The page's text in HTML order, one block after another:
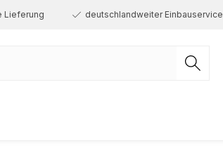
Lieferung deutschlandweiter Einbauservice